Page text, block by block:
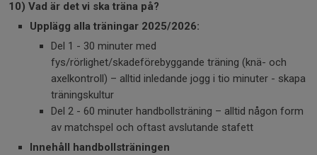
10) Vad är det vi ska träna på?
Upplägg alla träningar 2025/2026:
Del 1 - 30 minuter med
fys/rörlighet/skadeförebyggande träning (knä- och
axelkontroll) – alltid inledande jogg i tio minuter - skapa
träningskultur
Del 2 - 60 minuter handbollsträning – alltid någon form
av matchspel och oftast avslutande stafett
Innehåll handbollsträningen